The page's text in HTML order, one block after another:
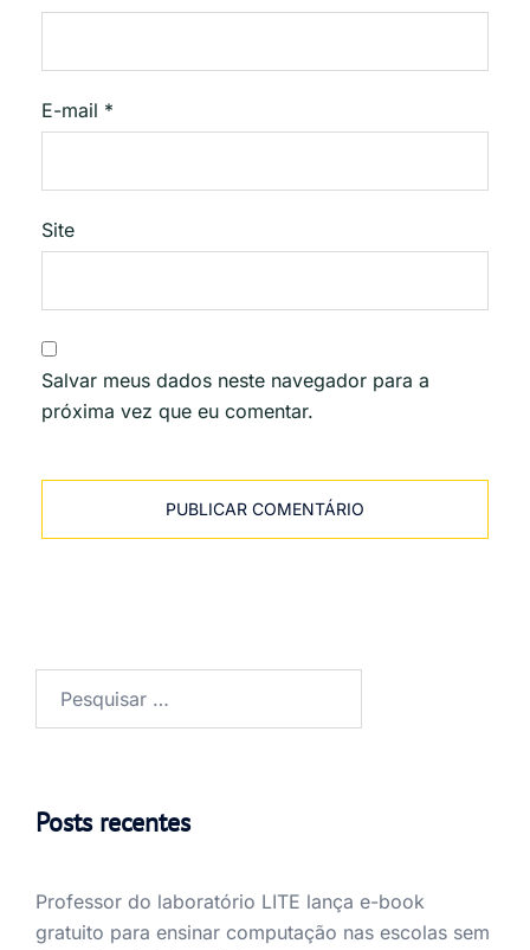
E-mail *
Site
Salvar meus dados neste navegador para a
próxima vez que eu comentar.
Posts recentes
Professor do laboratório LITE lança e-book
gratuito para ensinar computação nas escolas sem